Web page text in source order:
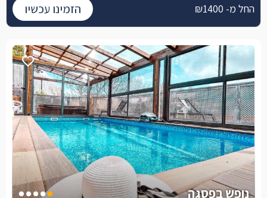
נופש בפסגה
החל מ- ₪1400 הזמינו עכשיו